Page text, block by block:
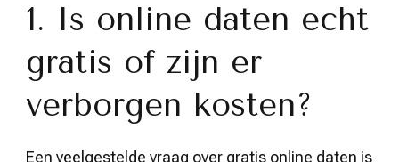
1. Is online daten echt
gratis of zijn er
verborgen kosten?
Een veelgestelde vraag over gratis online daten is